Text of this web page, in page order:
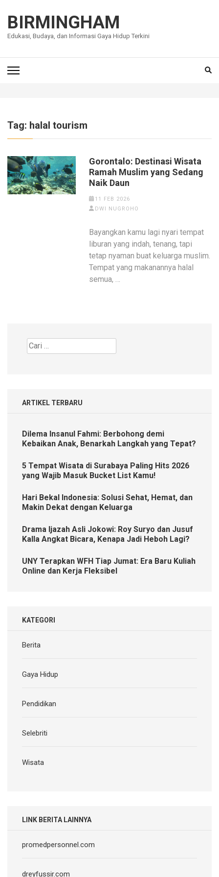
konten
(Tekan
BIRMINGHAM
Edukasi, Budaya, dan Informasi Gaya Hidup Terkini
Tag: halal tourism
Gorontalo: Destinasi Wisata
Ramah Muslim yang Sedang
Naik Daun
11 FEB 2026
DWI NUGROHO
Bayangkan kamu lagi nyari tempat
liburan yang indah, tenang, tapi
tetap nyaman buat keluarga muslim.
Tempat yang makanannya halal
semua, …
Cari
untuk:
ARTIKEL TERBARU
Dilema Insanul Fahmi: Berbohong demi
Kebaikan Anak, Benarkah Langkah yang Tepat?
5 Tempat Wisata di Surabaya Paling Hits 2026
yang Wajib Masuk Bucket List Kamu!
Hari Bekal Indonesia: Solusi Sehat, Hemat, dan
Makin Dekat dengan Keluarga
Drama Ijazah Asli Jokowi: Roy Suryo dan Jusuf
Kalla Angkat Bicara, Kenapa Jadi Heboh Lagi?
UNY Terapkan WFH Tiap Jumat: Era Baru Kuliah
Online dan Kerja Fleksibel
KATEGORI
Berita
Gaya Hidup
Pendidikan
Selebriti
Wisata
LINK BERITA LAINNYA
promedpersonnel.com
dreyfussir.com